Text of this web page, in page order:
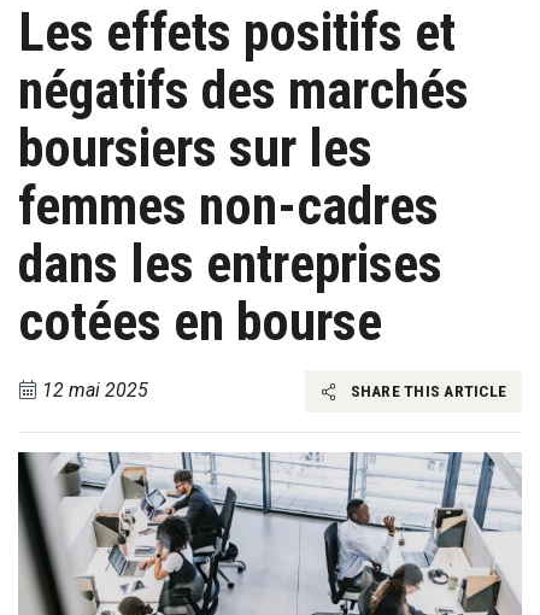
Les effets positifs et
négatifs des marchés
boursiers sur les
femmes non-cadres
dans les entreprises
cotées en bourse
12 mai 2025 SHARE THIS ARTICLE